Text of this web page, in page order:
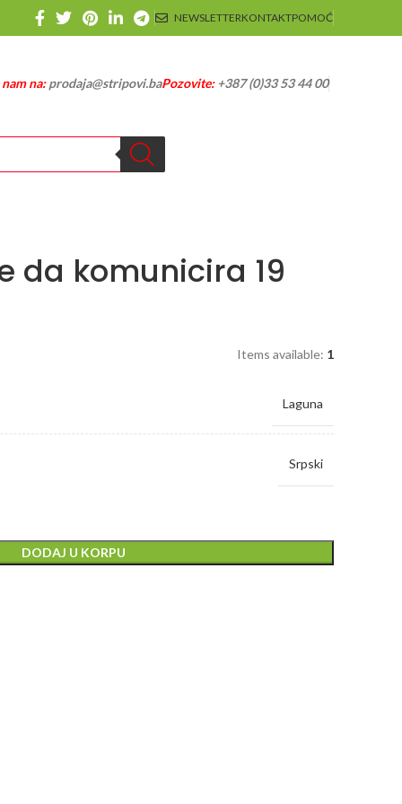
NEWSLETTERKONTAKTPOMOĆ
na:prodaja@stripovi.baPozovite:+387 (0)33 53 44 00
da komunicira 19
Items available: 1
Laguna
Srpski
DODAJ U KORPU